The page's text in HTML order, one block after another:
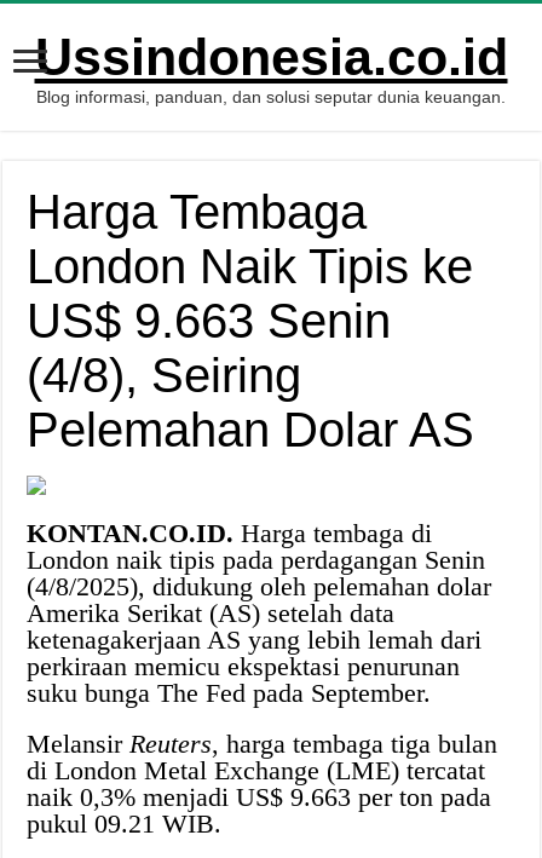
Ussindonesia.co.id
Blog informasi, panduan, dan solusi seputar dunia keuangan.
Harga Tembaga
London Naik Tipis ke
US$ 9.663 Senin
(4/8), Seiring
Pelemahan Dolar AS
KONTAN.CO.ID.Harga tembaga di
London naik tipis pada perdagangan Senin
(4/8/2025), didukung oleh pelemahan dolar
Amerika Serikat (AS) setelah data
ketenagakerjaan AS yang lebih lemah dari
perkiraan memicu ekspektasi penurunan
suku bunga The Fed pada September.
MelansirReuters, harga tembaga tiga bulan
di London Metal Exchange (LME) tercatat
naik 0,3% menjadi US$ 9.663 per ton pada
pukul 09.21 WIB.